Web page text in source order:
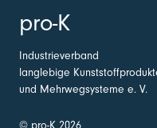
pro-K
Industrieverband
langlebige
und Mehrwegsysteme e. V.
© pro-K 2026